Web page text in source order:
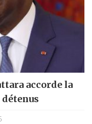
accorde la